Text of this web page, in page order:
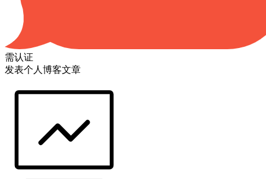
需认证
发表个人博客文章